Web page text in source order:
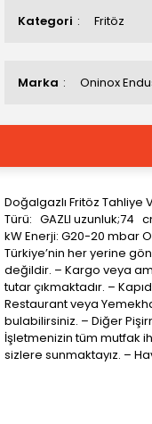
Kategori Fritöz
Marka Oninox
Doğalgazlı Fritöz Tahliye
Türü: GAZLI uzunluk;74
kW Enerji: G20-20 mbar
Türkiye’nin her yerine
değildir. – Kargo veya
tutar çıkmaktadır. –
Restaurant veya
bulabilirsiniz. – Diğer
İşletmenizin tüm mutfak
sizlere sunmaktayız. –